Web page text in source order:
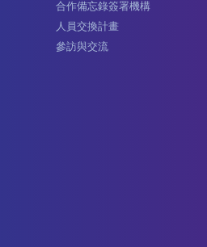
合作備忘錄簽署機構
人員交換計畫
參訪與交流